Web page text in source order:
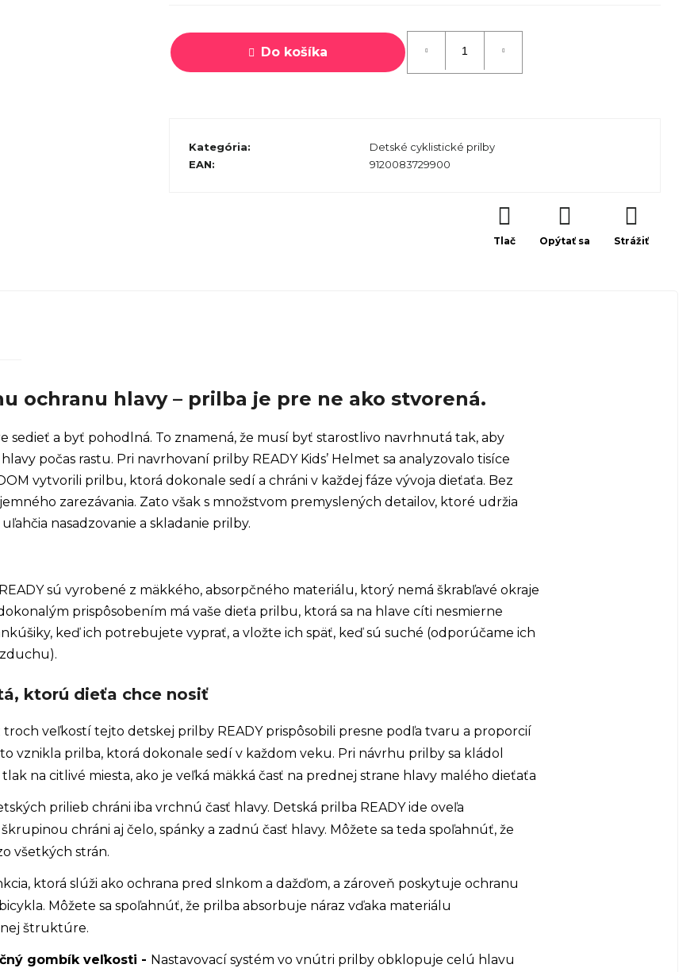
cena:
Do košíka
Kategória:
Detské cyklistické prilby
EAN: 9120083729900
Tlač Opýtať sa Strážiť
ochranu hlavy – prilba je pre ne ako stvorená.
sedieť a byť pohodlná. To znamená, že musí byť starostlivo navrhnutá tak, aby
počas rastu. Pri navrhovaní prilby READY Kids’ Helmet sa analyzovalo tisíce
vytvorili prilbu, ktorá dokonale sedí a chráni v každej fáze vývoja dieťaťa. Bez
zarezávania. Zato však s množstvom premyslených detailov, ktoré udržia
nasadzovanie a skladanie prilby.
sú vyrobené z mäkkého, absorpčného materiálu, ktorý nemá škrabľavé okraje
prispôsobením má vaše dieťa prilbu, ktorá sa na hlave cíti nesmierne
keď ich potrebujete vyprať, a vložte ich späť, keď sú suché (odporúčame ich
ktorú dieťa chce nosiť
troch veľkostí tejto detskej prilby READY prispôsobili presne podľa tvaru a proporcií
vznikla prilba, ktorá dokonale sedí v každom veku. Pri návrhu prilby sa kládol
na citlivé miesta, ako je veľká mäkká časť na prednej strane hlavy malého dieťaťa
prilieb chráni iba vrchnú časť hlavy. Detská prilba READY ide oveľa
chráni aj čelo, spánky a zadnú časť hlavy. Môžete sa teda spoľahnúť, že
všetkých strán.
ktorá slúži ako ochrana pred slnkom a dažďom, a zároveň poskytuje ochranu
Môžete sa spoľahnúť, že prilba absorbuje náraz vďaka materiálu
štruktúre.
gombík veľkosti - Nastavovací systém vo vnútri prilby obklopuje celú hlavu